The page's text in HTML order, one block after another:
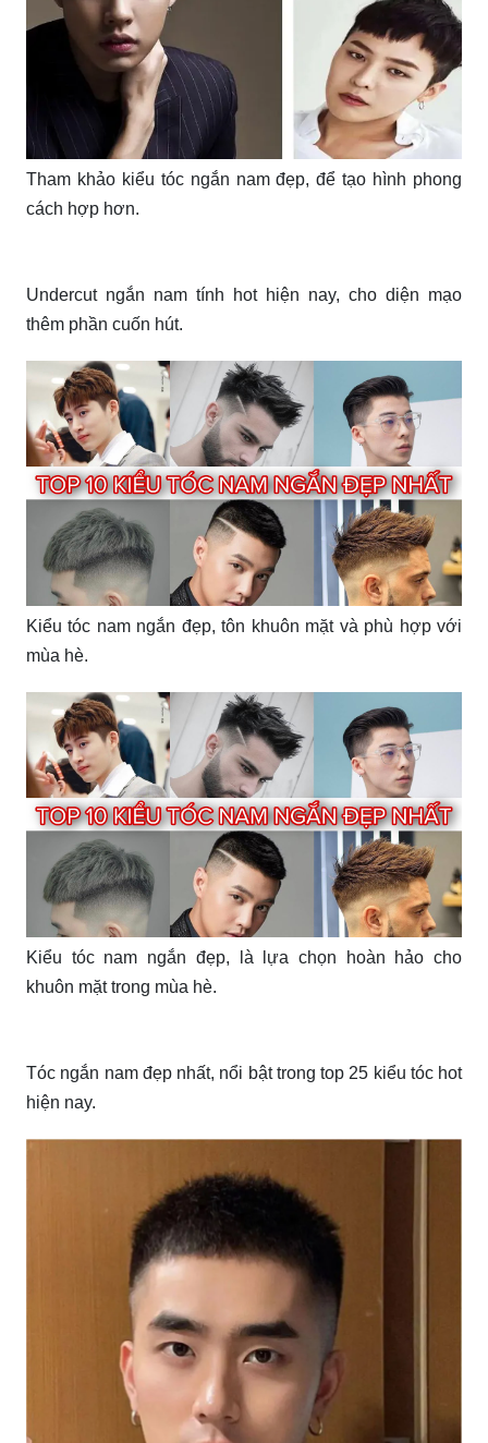
Tham khảo kiểu tóc ngắn nam đẹp, để tạo hình phong
cách hợp hơn.
Undercut ngắn nam tính hot hiện nay, cho diện mạo
thêm phần cuốn hút.
Kiểu tóc nam ngắn đẹp, tôn khuôn mặt và phù hợp với